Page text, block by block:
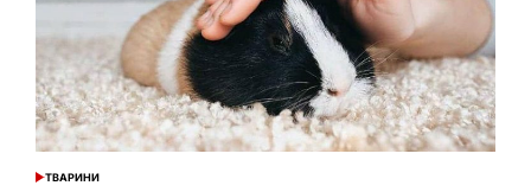
ОПУБЛІКУВАТИ
ТВАРИНИ